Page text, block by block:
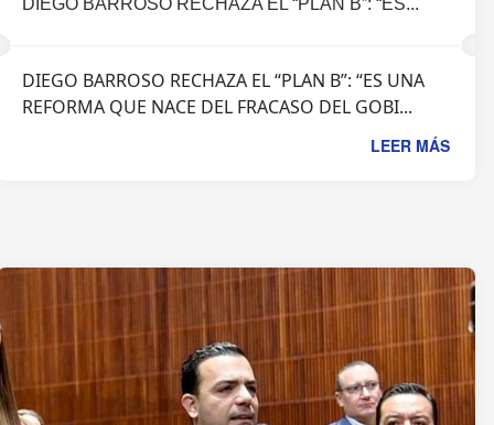
DIEGO BARROSO RECHAZA EL “PLAN B”: “ES...
DIEGO BARROSO RECHAZA EL “PLAN B”: “ES UNA
REFORMA QUE NACE DEL FRACASO DEL GOBI...
LEER MÁS